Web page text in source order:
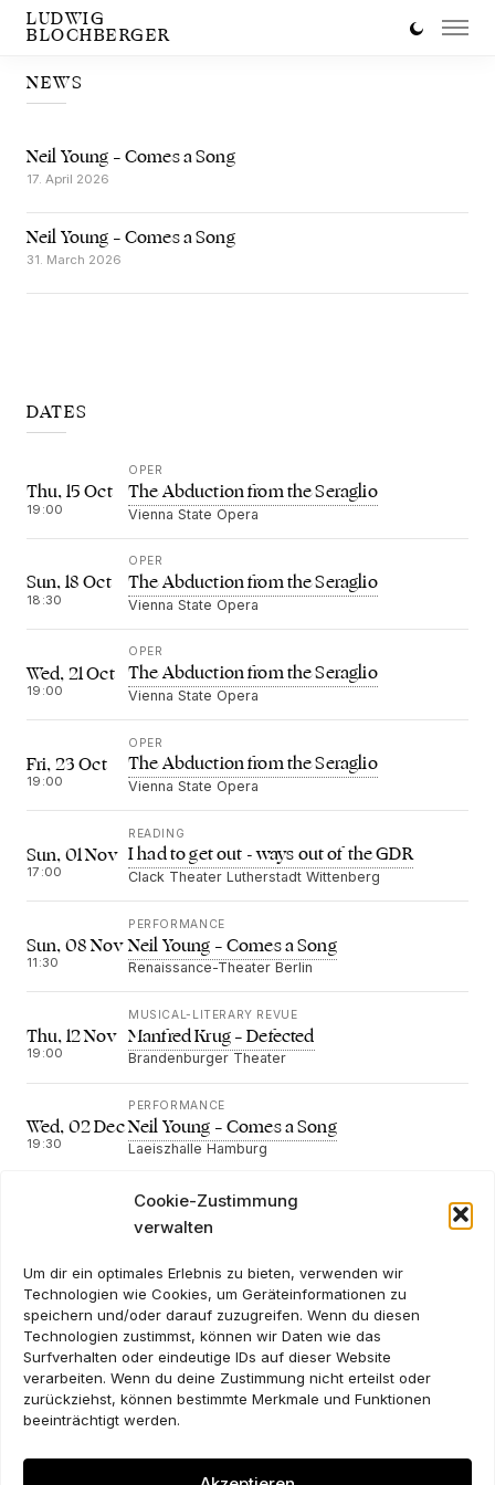
Cookie-Zustimmung
verwalten
Um dir ein optimales Erlebnis zu bieten, verwenden wir
Technologien wie Cookies, um Geräteinformationen zu
speichern und/oder darauf zuzugreifen. Wenn du diesen
Technologien zustimmst, können wir Daten wie das
Surfverhalten oder eindeutige IDs auf dieser Website
verarbeiten. Wenn du deine Zustimmung nicht erteilst oder
zurückziehst, können bestimmte Merkmale und Funktionen
beeinträchtigt werden.
LUDWIG
BLOCHBERGER
NEWS
Neil Young – Comes a Song
17. April 2026
Neil Young – Comes a Song
31. March 2026
DATES
Thu, 15 Oct
19:00
OPER
The Abduction from the Seraglio
Vienna State Opera
Sun, 18 Oct
18:30
OPER
The Abduction from the Seraglio
Vienna State Opera
Wed, 21 Oct
19:00
OPER
The Abduction from the Seraglio
Vienna State Opera
Fri, 23 Oct
19:00
OPER
The Abduction from the Seraglio
Vienna State Opera
Sun, 01 Nov
17:00
READING
I had to get out - ways out of the GDR
Clack Theater Lutherstadt Wittenberg
Sun, 08 Nov
11:30
PERFORMANCE
Neil Young – Comes a Song
Renaissance-Theater Berlin
Thu, 12 Nov
19:00
MUSICAL-LITERARY REVUE
Manfred Krug – Defected
Brandenburger Theater
Wed, 02 Dec
19:30
PERFORMANCE
Neil Young – Comes a Song
Laeiszhalle Hamburg
NEWSLETTER